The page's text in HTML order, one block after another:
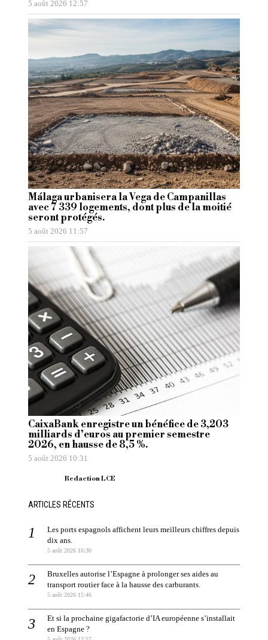
5 août 2026 12:57
Málaga urbanisera la Vega de Campanillas
avec 7 339 logements, dont plus de la moitié
seront protégés.
5 août 2026 11:57
CaixaBank enregistre un bénéfice de 3,203
milliards d’euros au premier semestre
2026, en hausse de 8,5 %.
5 août 2026 10:31
Redaction LCE
ARTICLES RÉCENTS
Les ports espagnols affichent leurs meilleurs chiffres depuis
dix ans.
5 août 2026 16:30
Bruxelles autorise l’Espagne à prolonger ses aides au
transport routier face à la hausse des carburants.
5 août 2026 15:46
Et si la prochaine gigafactorie d’IA européenne s’installait
en Espagne ?